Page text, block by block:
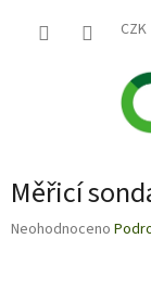
CZK
Měřicí
Průměrné
Neohodnoceno